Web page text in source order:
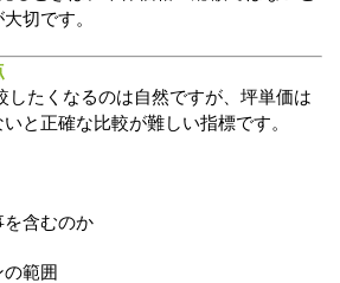
切です。
したくなるのは自然ですが、坪単価は
と正確な比較が難しい指標です。
含むのか
範囲